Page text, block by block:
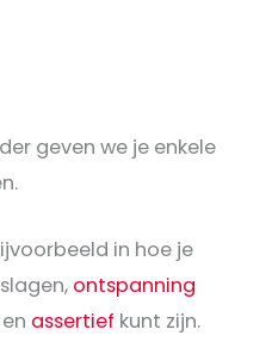
geven we je enkele
in hoe je
ontspanning
assertief kunt zijn.